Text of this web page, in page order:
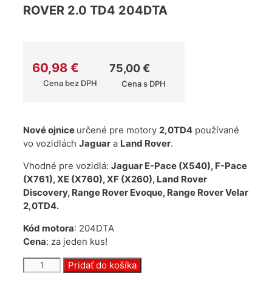
ROVER 2.0 TD4 204DTA
60,98 €
Cena bez DPH
75,00€
Cena s DPH
Nové ojnice určené pre motory 2,0TD4 používané
vo vozidlách Jaguar a Land Rover.
Vhodné pre vozidlá: Jaguar E-Pace (X540), F-Pace
(X761), XE (X760), XF (X260), Land Rover
Discovery, Range Rover Evoque, Range Rover Velar
2,0TD4.
Kód motora: 204DTA
Cena: za jeden kus!
množstvo
Pridať do košíka